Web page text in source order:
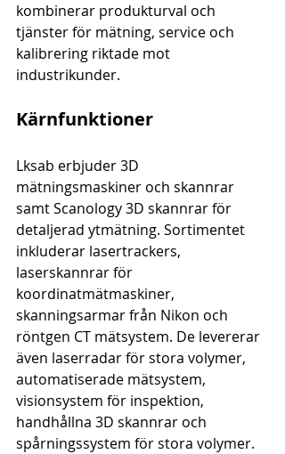
kombinerar produkturval och
tjänster för mätning, service och
kalibrering riktade mot
industrikunder.
Kärnfunktioner
Lksab erbjuder 3D
mätningsmaskiner och skannrar
samt Scanology 3D skannrar för
detaljerad ytmätning. Sortimentet
inkluderar lasertrackers,
laserskannrar för
koordinatmätmaskiner,
skanningsarmar från Nikon och
röntgen CT mätsystem. De levererar
även laserradar för stora volymer,
automatiserade mätsystem,
visionsystem för inspektion,
handhållna 3D skannrar och
spårningssystem för stora volymer.